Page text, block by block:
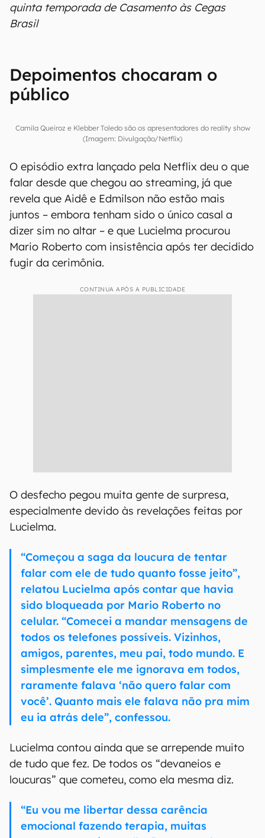
quinta temporada de Casamento às Cegas
Brasil
Depoimentos chocaram o
público
Camila Queiroz e Klebber Toledo são os apresentadores do reality show
(Imagem: Divulgação/Netflix)
O episódio extra lançado pela Netflix deu o que
falar desde que chegou ao streaming, já que
revela que Aidê e Edmilson não estão mais
juntos – embora tenham sido o único casal a
dizer sim no altar – e que Lucielma procurou
Mario Roberto com insistência após ter decidido
fugir da cerimônia.
CONTINUA APÓS A PUBLICIDADE
O desfecho pegou muita gente de surpresa,
especialmente devido às revelações feitas por
Lucielma.
“Começou a saga da loucura de tentar
falar com ele de tudo quanto fosse jeito”,
relatou Lucielma após contar que havia
sido bloqueada por Mario Roberto no
celular. “Comecei a mandar mensagens de
todos os telefones possíveis. Vizinhos,
amigos, parentes, meu pai, todo mundo. E
simplesmente ele me ignorava em todos,
raramente falava ‘não quero falar com
você’. Quanto mais ele falava não pra mim
eu ia atrás dele”, confessou.
Lucielma contou ainda que se arrepende muito
de tudo que fez. De todos os “devaneios e
loucuras” que cometeu, como ela mesma diz.
“Eu vou me libertar dessa carência
emocional fazendo terapia, muitas